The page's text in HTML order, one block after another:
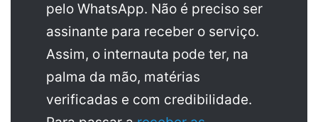
pelo WhatsApp. Não é preciso ser
assinante para receber o serviço.
Assim, o internauta pode ter, na
palma da mão, matérias
verificadas e com credibilidade.